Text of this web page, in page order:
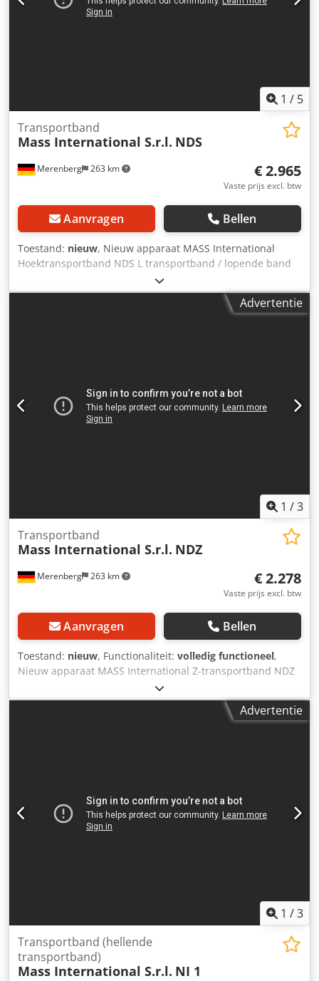
Optioneel ook leverbaar als hoektransportband met
Supergrip band en separator (zie laatste twee foto's)
1 / 5
Merenberg 263 km
Transportband
Mass International S.r.l. NDS
€ 2.965
Vaste prijs excl. btw
Aanvragen Bellen
Toestand: nieuw, Nieuw apparaat MASS International
Hoektransportband NDS L transportband / lopende band
Snel leverbaar Hoektransportband met instelbare hoeken
Inclusief paddelscheider en opvangplaten in het
invoergedeelte Voorbeeld zoals afgebeeld: Invoergedeelte
Bandsnelheid 3 m/min Verrijdbaar op zwenkbare
stopwielen Zij-opvangplaten in het invoergedeelte Dcjdpfx
Aer A D S Eodrjk Paddelscheider afzonderlijk bestuurbaar
Advertentie
1 /3
Merenberg 263 km
Transportband
Mass International S.r.l. NDZ
€ 2.278
Vaste prijs excl. btw
Aanvragen Bellen
Toestand: nieuw, Functionaliteit: volledig functioneel,
Nieuw apparaat MASS International Z-transportband NDZ
Hoektransportband / lopende band Korte levertijden
mogelijk Voorbeeld zoals afgebeeld: Hoogteverstelbaar
hoektransportband met verstelbare hoeken NDZ 1
Balkafstand 500 mm Dcjdpeiz S Htsfx Adrek Balkhoogte 30
mm Bandsnelheid 3 m/min Standaardbesturing met
noodstop/stopknop Rijdbaar op zwenkbare steunen met
Advertentie
1 /3
Transportband (hellende
transportband)
Mass International S.r.l. NI 1